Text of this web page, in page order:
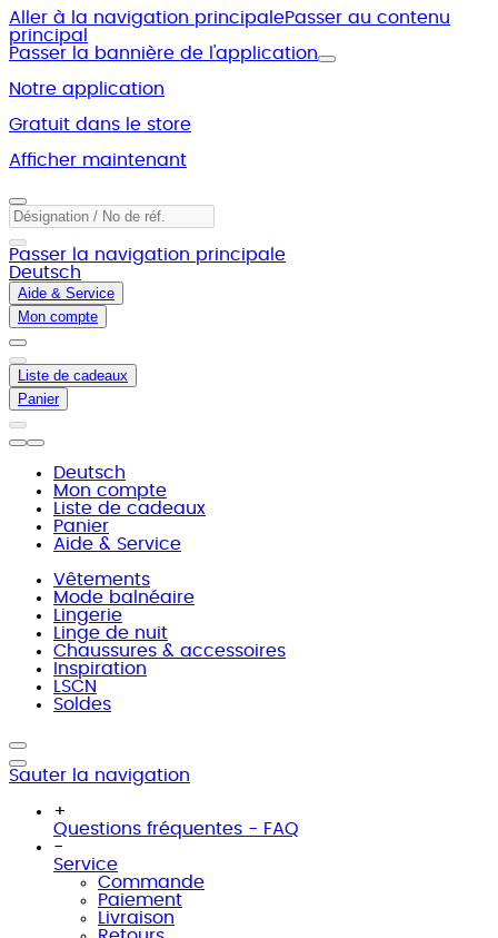
Aller à la navigation principalePasser au contenu
principal
Passer la bannière de l'application
Notre application
Gratuit dans le store
Afficher maintenant
Passer la navigation principale
Deutsch
Aide & Service
Mon compte
Liste de cadeaux
Panier
Deutsch
Mon compte
Liste de cadeaux
Panier
Aide & Service
Vêtements
Mode balnéaire
Lingerie
Linge de nuit
Chaussures & accessoires
Inspiration
LSCN
Soldes
Sauter la navigation
+
Questions fréquentes - FAQ
-
Service
Commande
Paiement
Livraison